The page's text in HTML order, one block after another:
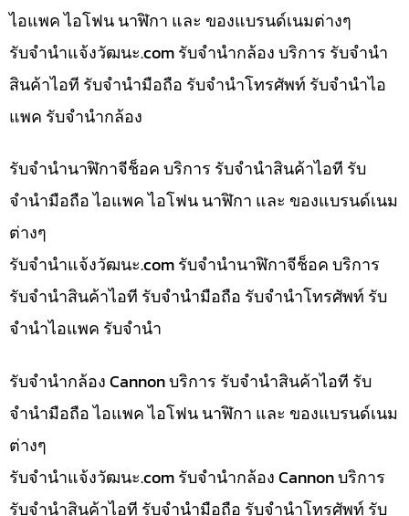
ไอแพค ไอโฟน นาฬิกา และ ของแบรนด์เนมต่างๆ
รับจํานําแจ้งวัฒนะ.com รับจำนำกล้อง บริการ รับจำนำ
สินค้าไอที รับจำนำมือถือ รับจำนำโทรศัพท์ รับจำนำไอ
แพค รับจำนำกล้อง
รับจำนำนาฬิกาจีช็อค บริการ รับจำนำสินค้าไอที รับ
จำนำมือถือ ไอแพค ไอโฟน นาฬิกา และ ของแบรนด์เนม
ต่างๆ
รับจํานําแจ้งวัฒนะ.com รับจำนำนาฬิกาจีช็อค บริการ
รับจำนำสินค้าไอที รับจำนำมือถือ รับจำนำโทรศัพท์ รับ
จำนำไอแพค รับจำนำ
รับจำนำกล้อง Cannon บริการ รับจำนำสินค้าไอที รับ
จำนำมือถือ ไอแพค ไอโฟน นาฬิกา และ ของแบรนด์เนม
ต่างๆ
รับจํานําแจ้งวัฒนะ.com รับจำนำกล้อง Cannon บริการ
รับจำนำสินค้าไอที รับจำนำมือถือ รับจำนำโทรศัพท์ รับ